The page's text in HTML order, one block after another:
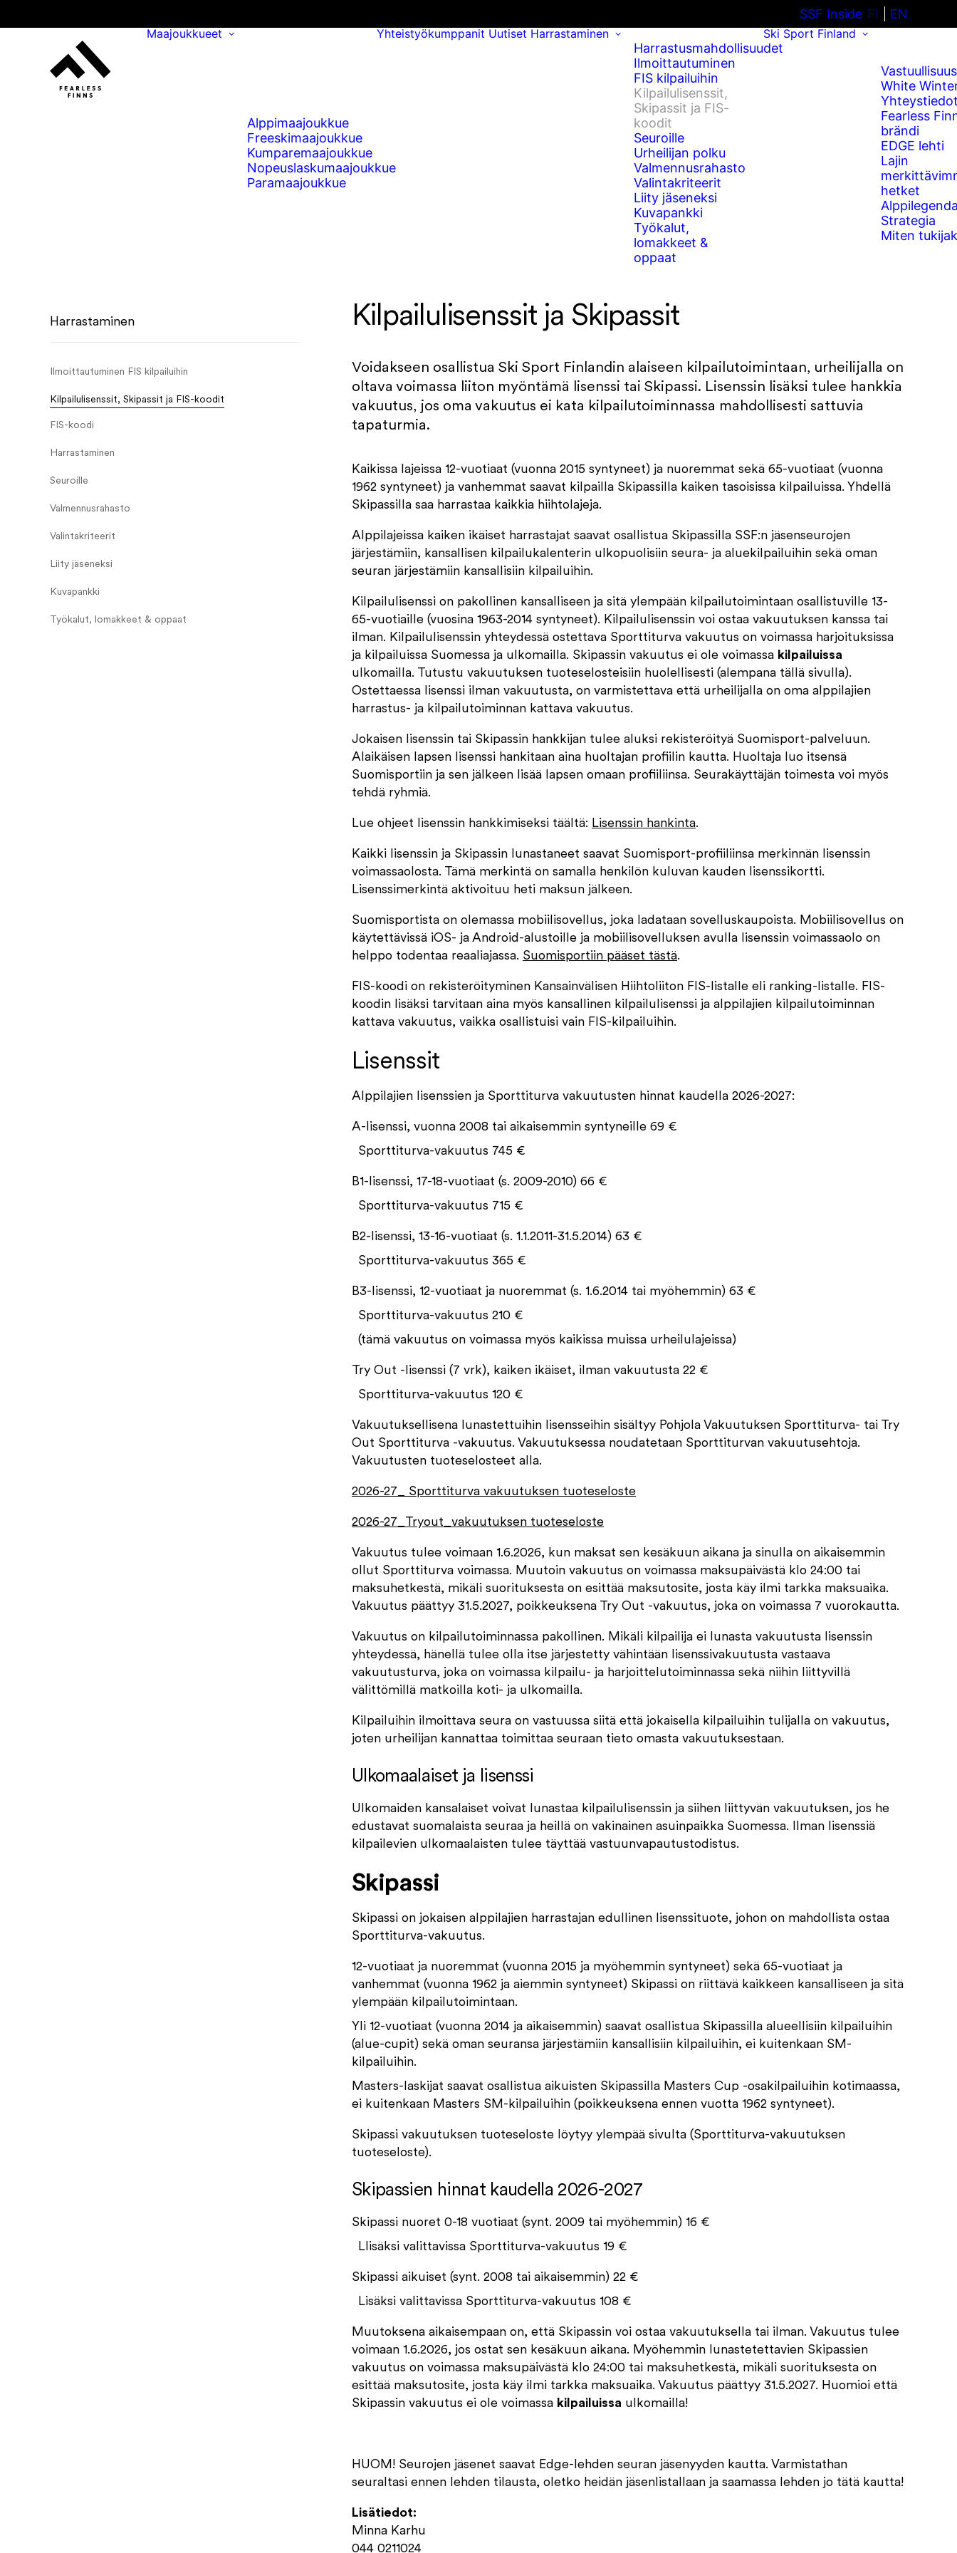
SSF Inside FI EN
Maajoukkueet
Alppimaajoukkue
Freeskimaajoukkue
Kumparemaajoukkue
Nopeuslaskumaajoukkue
Paramaajoukkue
Yhteistyökumppanit Uutiset Harrastaminen
Harrastusmahdollisuudet
Ilmoittautuminen
FIS kilpailuihin
Kilpailulisenssit,
Skipassit ja FIS-
koodit
Seuroille
Urheilijan polku
Valmennusrahasto
Valintakriteerit
Liity jäseneksi
Kuvapankki
Työkalut,
lomakkeet &
oppaat
Ski Sport Finland
Vastuullisuus
White
Fearless
brändi
EDGE lehti
Lajin
hetket
Strategia
Miten
Harrastaminen
Ilmoittautuminen FIS kilpailuihin
Kilpailulisenssit, Skipassit ja FIS-koodit
FIS-koodi
Harrastaminen
Seuroille
Valmennusrahasto
Valintakriteerit
Liity jäseneksi
Kuvapankki
Työkalut, lomakkeet & oppaat
Kilpailulisenssit ja Skipassit
Voidakseen osallistua Ski Sport Finlandin alaiseen kilpailutoimintaan, urheilijalla on
oltava voimassa liiton myöntämä lisenssi tai Skipassi. Lisenssin lisäksi tulee hankkia
vakuutus, jos oma vakuutus ei kata kilpailutoiminnassa mahdollisesti sattuvia
tapaturmia.
Kaikissa lajeissa 12-vuotiaat (vuonna 2015 syntyneet) ja nuoremmat sekä 65-vuotiaat (vuonna
1962 syntyneet) ja vanhemmat saavat kilpailla Skipassilla kaiken tasoisissa kilpailuissa. Yhdellä
Skipassilla saa harrastaa kaikkia hiihtolajeja.
Alppilajeissa kaiken ikäiset harrastajat saavat osallistua Skipassilla SSF:n jäsenseurojen
järjestämiin, kansallisen kilpailukalenterin ulkopuolisiin seura- ja aluekilpailuihin sekä oman
seuran järjestämiin kansallisiin kilpailuihin.
Kilpailulisenssi on pakollinen kansalliseen ja sitä ylempään kilpailutoimintaan osallistuville 13-
65-vuotiaille (vuosina 1963-2014 syntyneet). Kilpailulisenssin voi ostaa vakuutuksen kanssa tai
ilman. Kilpailulisenssin yhteydessä ostettava Sporttiturva vakuutus on voimassa harjoituksissa
ja kilpailuissa Suomessa ja ulkomailla. Skipassin vakuutus ei ole voimassa kilpailuissa
ulkomailla. Tutustu vakuutuksen tuoteselosteisiin huolellisesti (alempana tällä sivulla).
Ostettaessa lisenssi ilman vakuutusta, on varmistettava että urheilijalla on oma alppilajien
harrastus- ja kilpailutoiminnan kattava vakuutus.
Jokaisen lisenssin tai Skipassin hankkijan tulee aluksi rekisteröityä Suomisport-palveluun.
Alaikäisen lapsen lisenssi hankitaan aina huoltajan profiilin kautta. Huoltaja luo itsensä
Suomisportiin ja sen jälkeen lisää lapsen omaan profiiliinsa. Seurakäyttäjän toimesta voi myös
tehdä ryhmiä.
Lue ohjeet lisenssin hankkimiseksi täältä: Lisenssin hankinta.
Kaikki lisenssin ja Skipassin lunastaneet saavat Suomisport-profiiliinsa merkinnän lisenssin
voimassaolosta. Tämä merkintä on samalla henkilön kuluvan kauden lisenssikortti.
Lisenssimerkintä aktivoituu heti maksun jälkeen.
Suomisportista on olemassa mobiilisovellus, joka ladataan sovelluskaupoista. Mobiilisovellus on
käytettävissä iOS- ja Android-alustoille ja mobiilisovelluksen avulla lisenssin voimassaolo on
helppo todentaa reaaliajassa. Suomisportiin pääset tästä.
FIS-koodi on rekisteröityminen Kansainvälisen Hiihtoliiton FIS-listalle eli ranking-listalle. FIS-
koodin lisäksi tarvitaan aina myös kansallinen kilpailulisenssi ja alppilajien kilpailutoiminnan
kattava vakuutus, vaikka osallistuisi vain FIS-kilpailuihin.
Lisenssit
Alppilajien lisenssien ja Sporttiturva vakuutusten hinnat kaudella 2026-2027:
A-lisenssi, vuonna 2008 tai aikaisemmin syntyneille 69 €
Sporttiturva-vakuutus 745 €
B1-lisenssi, 17-18-vuotiaat (s. 2009-2010) 66 €
Sporttiturva-vakuutus 715 €
B2-lisenssi, 13-16-vuotiaat (s. 1.1.2011-31.5.2014) 63 €
Sporttiturva-vakuutus 365 €
B3-lisenssi, 12-vuotiaat ja nuoremmat (s. 1.6.2014 tai myöhemmin) 63 €
Sporttiturva-vakuutus 210 €
(tämä vakuutus on voimassa myös kaikissa muissa urheilulajeissa)
Try Out -lisenssi (7 vrk), kaiken ikäiset, ilman vakuutusta 22 €
Sporttiturva-vakuutus 120 €
Vakuutuksellisena lunastettuihin lisensseihin sisältyy Pohjola Vakuutuksen Sporttiturva- tai Try
Out Sporttiturva -vakuutus. Vakuutuksessa noudatetaan Sporttiturvan vakuutusehtoja.
Vakuutusten tuoteselosteet alla.
2026-27_ Sporttiturva vakuutuksen tuoteseloste
2026-27_Tryout_vakuutuksen tuoteseloste
Vakuutus tulee voimaan 1.6.2026, kun maksat sen kesäkuun aikana ja sinulla on aikaisemmin
ollut Sporttiturva voimassa. Muutoin vakuutus on voimassa maksupäivästä klo 24:00 tai
maksuhetkestä, mikäli suorituksesta on esittää maksutosite, josta käy ilmi tarkka maksuaika.
Vakuutus päättyy 31.5.2027, poikkeuksena Try Out -vakuutus, joka on voimassa 7 vuorokautta.
Vakuutus on kilpailutoiminnassa pakollinen. Mikäli kilpailija ei lunasta vakuutusta lisenssin
yhteydessä, hänellä tulee olla itse järjestetty vähintään lisenssivakuutusta vastaava
vakuutusturva, joka on voimassa kilpailu- ja harjoittelutoiminnassa sekä niihin liittyvillä
välittömillä matkoilla koti- ja ulkomailla.
Kilpailuihin ilmoittava seura on vastuussa siitä että jokaisella kilpailuihin tulijalla on vakuutus,
joten urheilijan kannattaa toimittaa seuraan tieto omasta vakuutuksestaan.
Ulkomaalaiset ja lisenssi
Ulkomaiden kansalaiset voivat lunastaa kilpailulisenssin ja siihen liittyvän vakuutuksen, jos he
edustavat suomalaista seuraa ja heillä on vakinainen asuinpaikka Suomessa. Ilman lisenssiä
kilpailevien ulkomaalaisten tulee täyttää vastuunvapautustodistus.
Skipassi
Skipassi on jokaisen alppilajien harrastajan edullinen lisenssituote, johon on mahdollista ostaa
Sporttiturva-vakuutus.
12-vuotiaat ja nuoremmat (vuonna 2015 ja myöhemmin syntyneet) sekä 65-vuotiaat ja
vanhemmat (vuonna 1962 ja aiemmin syntyneet) Skipassi on riittävä kaikkeen kansalliseen ja sitä
ylempään kilpailutoimintaan.
Yli 12-vuotiaat (vuonna 2014 ja aikaisemmin) saavat osallistua Skipassilla alueellisiin kilpailuihin
(alue-cupit) sekä oman seuransa järjestämiin kansallisiin kilpailuihin, ei kuitenkaan SM-
kilpailuihin.
Masters-laskijat saavat osallistua aikuisten Skipassilla Masters Cup -osakilpailuihin kotimaassa,
ei kuitenkaan Masters SM-kilpailuihin (poikkeuksena ennen vuotta 1962 syntyneet).
Skipassi vakuutuksen tuoteseloste löytyy ylempää sivulta (Sporttiturva-vakuutuksen
tuoteseloste).
Skipassien hinnat kaudella 2026-2027
Skipassi nuoret 0-18 vuotiaat (synt. 2009 tai myöhemmin) 16 €
Llisäksi valittavissa Sporttiturva-vakuutus 19 €
Skipassi aikuiset (synt. 2008 tai aikaisemmin) 22 €
Lisäksi valittavissa Sporttiturva-vakuutus 108 €
Muutoksena aikaisempaan on, että Skipassin voi ostaa vakuutuksella tai ilman. Vakuutus tulee
voimaan 1.6.2026, jos ostat sen kesäkuun aikana. Myöhemmin lunastetettavien Skipassien
vakuutus on voimassa maksupäivästä klo 24:00 tai maksuhetkestä, mikäli suorituksesta on
esittää maksutosite, josta käy ilmi tarkka maksuaika. Vakuutus päättyy 31.5.2027. Huomioi että
Skipassin vakuutus ei ole voimassa kilpailuissa ulkomailla!
HUOM! Seurojen jäsenet saavat Edge-lehden seuran jäsenyyden kautta. Varmistathan
seuraltasi ennen lehden tilausta, oletko heidän jäsenlistallaan ja saamassa lehden jo tätä kautta!
Lisätiedot:
Minna Karhu
044 0211024